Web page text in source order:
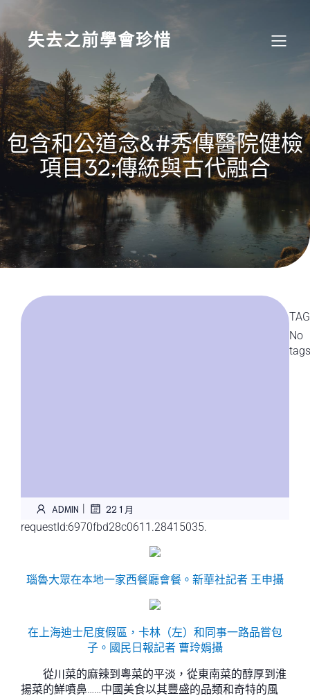
content
失去之前學會珍惜
包含和公道念&#秀傳醫院健檢
項目32;傳統與古代融合
ADMIN | 22 1 月
requestId:6970fbd28c0611.28415035.
瑙魯大眾在本地一家西餐廳會餐。 新華社記者 王申攝
在上海迪士尼度假區，卡林（左）和同事一路品嘗包
子。 國民日報記者 曹玲娟攝
從川菜的麻辣到粵菜的平淡，從東南菜的醇厚到淮
揚菜的鮮噴鼻……中國美食以其豐盛的品類和奇特的風
No
tags